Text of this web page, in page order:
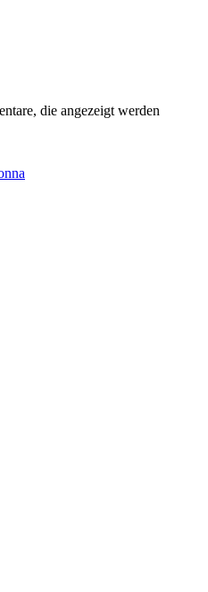
die angezeigt werden